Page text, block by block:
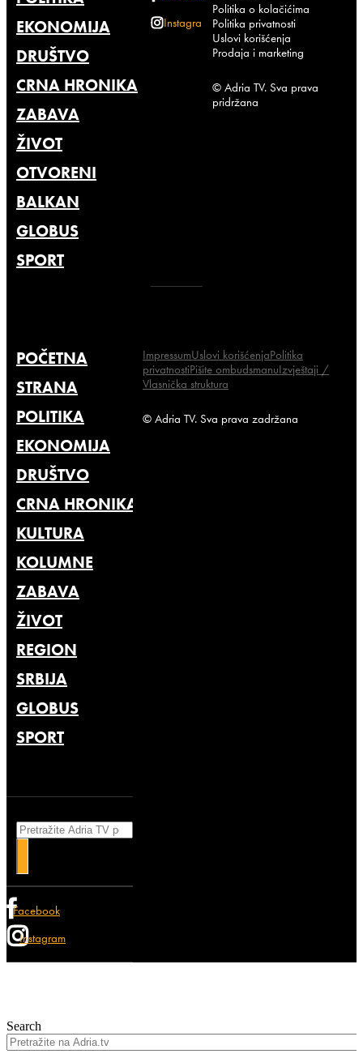
EKONOMIJA
DRUŠTVO
CRNA HRONIKA
ZABAVA
ŽIVOT
OTVORENI
BALKAN
GLOBUS
SPORT
Instagram
Politika o kolačićima
Politika privatnosti
Uslovi korišćenja
Prodaja i marketing
© Adria TV. Sva prava
pridržana
POČETNA
STRANA
POLITIKA
EKONOMIJA
DRUŠTVO
CRNA HRONIKA
KULTURA
KOLUMNE
ZABAVA
ŽIVOT
REGION
SRBIJA
GLOBUS
SPORT
Facebook
Instagram
ImpressumUslovi korišćenjaPolitika
privatnostiPišite ombudsmanuIzvještaji /
Vlasnička struktura
© Adria TV. Sva prava zadržana
Search